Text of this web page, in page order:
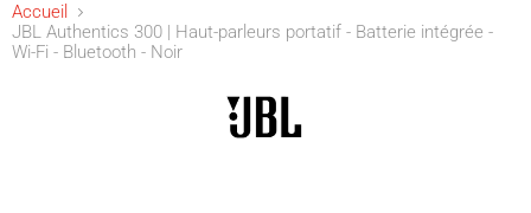
Accueil
JBL Authentics 300 | Haut-parleurs portatif - Batterie intégrée -
Wi-Fi - Bluetooth - Noir